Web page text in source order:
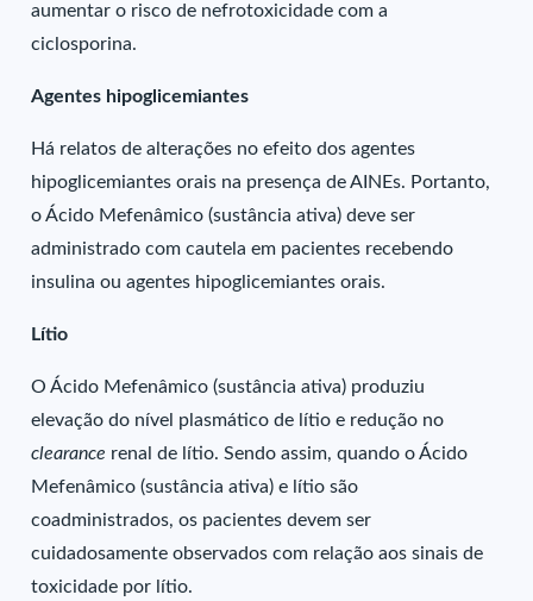
aumentar o risco de nefrotoxicidade com a
ciclosporina.
Agentes hipoglicemiantes
Há relatos de alterações no efeito dos agentes
hipoglicemiantes orais na presença de AINEs. Portanto,
o Ácido Mefenâmico (sustância ativa) deve ser
administrado com cautela em pacientes recebendo
insulina ou agentes hipoglicemiantes orais.
Lítio
O Ácido Mefenâmico (sustância ativa) produziu
elevação do nível plasmático de lítio e redução no
clearance renal de lítio. Sendo assim, quando o Ácido
Mefenâmico (sustância ativa) e lítio são
coadministrados, os pacientes devem ser
cuidadosamente observados com relação aos sinais de
toxicidade por lítio.